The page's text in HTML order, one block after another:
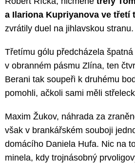
a Ilariona Kupriyanova ve třetí
zvrátily duel na jihlavskou stranu.
Třetímu gólu předcházela
v obranném pásmu Zlína, ten
Berani tak soupeři k druhému
pomohli, ačkoli sami měli
Maxim Žukov, náhrada za
však v brankářském souboji
domácího Daniela Hufa. Nic na
minela, kdy trojnásobný